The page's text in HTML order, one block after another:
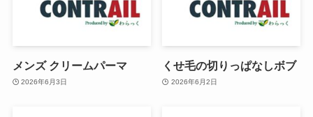
メンズ クリームパーマ
2026年6月3日
くせ毛の切りっぱなしボブ
2026年6月2日